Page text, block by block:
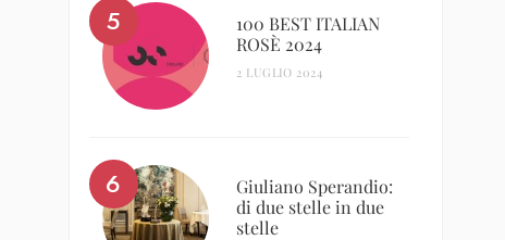
100 BEST ITALIAN
ROSÈ 2024
2 LUGLIO 2024
Giuliano Sperandio:
di due stelle in due
stelle